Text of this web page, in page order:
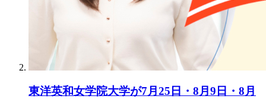
東洋英和女学院大学が7月25日・8月9日・8月